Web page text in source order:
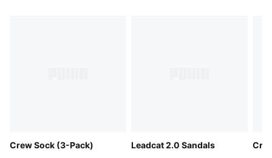
Crew Sock (3-Pack) Leadcat 2.0 Sandals